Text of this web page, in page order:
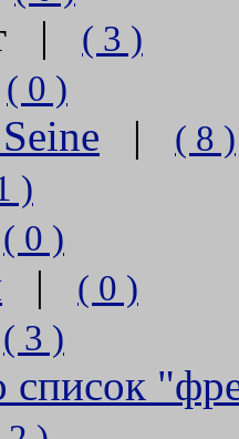
| ( 3 )
( 0 )
| ( 8 )
)
( 0 )
| ( 0 )
( 3 )
список